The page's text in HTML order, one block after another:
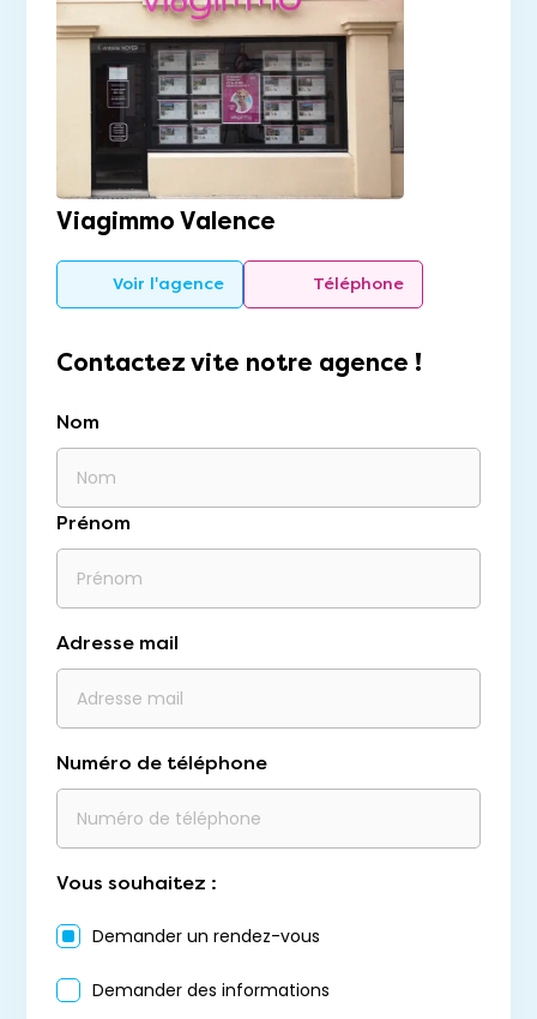
Viagimmo Valence
Voir l'agence Téléphone
Contactez vite notre agence !
Nom
Prénom
Adresse mail
Numéro de téléphone
Vous souhaitez :
Demander un rendez-vous
Demander des informations